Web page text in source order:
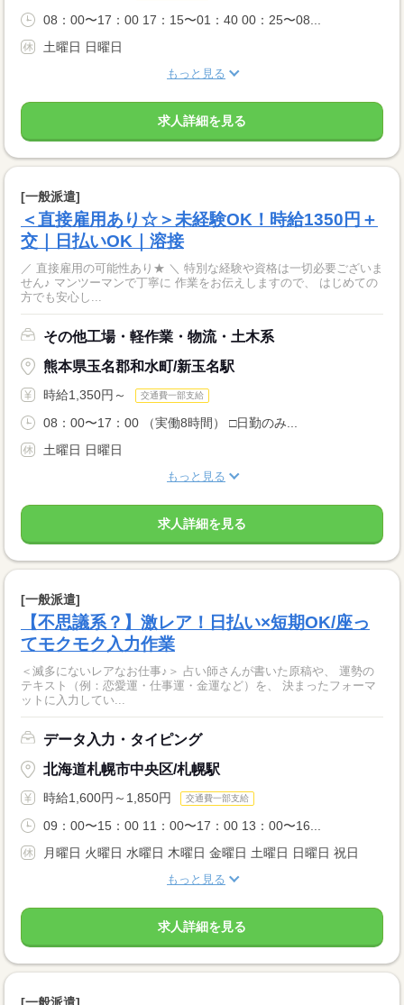
08：00〜17：00 17：15〜01：40 00：25〜08...
土曜日 日曜日
もっと見る
求人詳細を見る
[一般派遣]
＜直接雇用あり☆＞未経験OK！時給1350円＋
交｜日払いOK｜溶接
／ 直接雇用の可能性あり★ ＼ 特別な経験や資格は一切必要ございま
せん♪ マンツーマンで丁寧に 作業をお伝えしますので、 はじめての
方でも安心し...
その他工場・軽作業・物流・土木系
熊本県玉名郡和水町/新玉名駅
時給1,350円～ 交通費一部支給
08：00〜17：00 （実働8時間） □日勤のみ...
土曜日 日曜日
もっと見る
求人詳細を見る
[一般派遣]
【不思議系？】激レア！日払い×短期OK/座っ
てモクモク入力作業
＜滅多にないレアなお仕事♪＞ 占い師さんが書いた原稿や、 運勢の
テキスト（例：恋愛運・仕事運・金運など）を、 決まったフォーマ
ットに入力してい...
データ入力・タイピング
北海道札幌市中央区/札幌駅
時給1,600円～1,850円 交通費一部支給
09：00〜15：00 11：00〜17：00 13：00〜16...
月曜日 火曜日 水曜日 木曜日 金曜日 土曜日 日曜日 祝日
もっと見る
求人詳細を見る